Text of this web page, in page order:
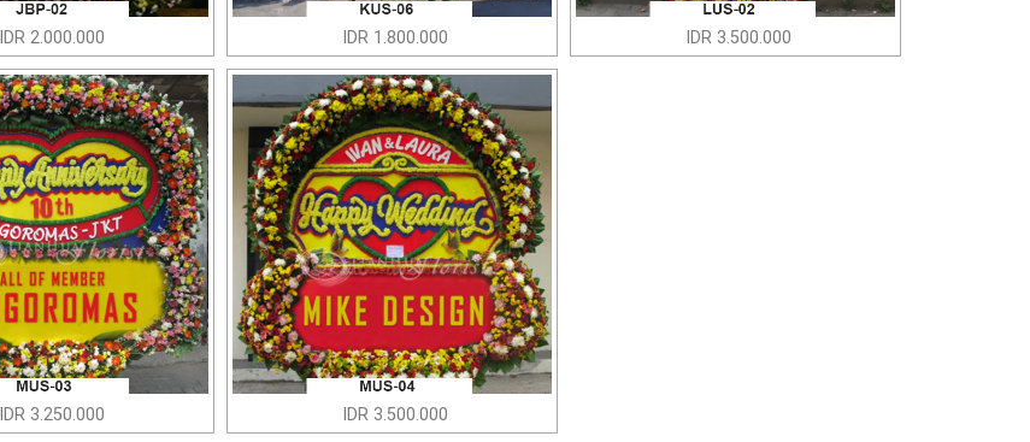
IDR 2.000.000 IDR 1.800.000 IDR 3.500.000
IDR 3.250.000 IDR 3.500.000